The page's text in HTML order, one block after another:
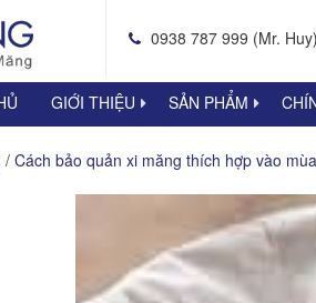
0938 787 999 (Mr. Huy)
GIỚI THIỆU SẢN PHẨM
/ Cách bảo quản xi măng thích hợp vào